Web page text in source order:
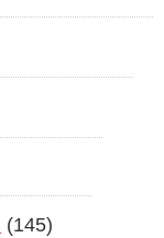
(145)